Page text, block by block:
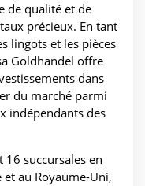
de qualité et de
précieux. En tant
lingots et les pièces
Goldhandel offre
dans
du marché parmi
indépendants des
succursales en
et au Royaume-Uni,